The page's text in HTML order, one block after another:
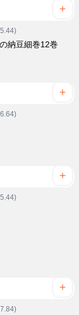
納豆細巻12巻